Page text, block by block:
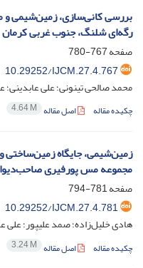
بررسی کانی‌سازی، زمین‌شیمی و
رگه‌ای شلنگ، جنوب غربی کرمان
صفحه767-780
10.29252/IJCM.27.4.767
محمد صالحی تینونی؛ علی عابدینی؛
چکیده مقاله اصل مقاله 4.64 M
زمین‌شیمی، جایگاه زمین‌ساختی
مجموعه مس پورفیری
صفحه781-794
10.29252/IJCM.27.4.781
هادی خلیل‌زاده؛ صمد علیپور؛ علی
چکیده مقاله اصل مقاله 3.24 M